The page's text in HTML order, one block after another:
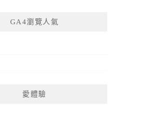
GA4瀏覽人氣
愛體驗